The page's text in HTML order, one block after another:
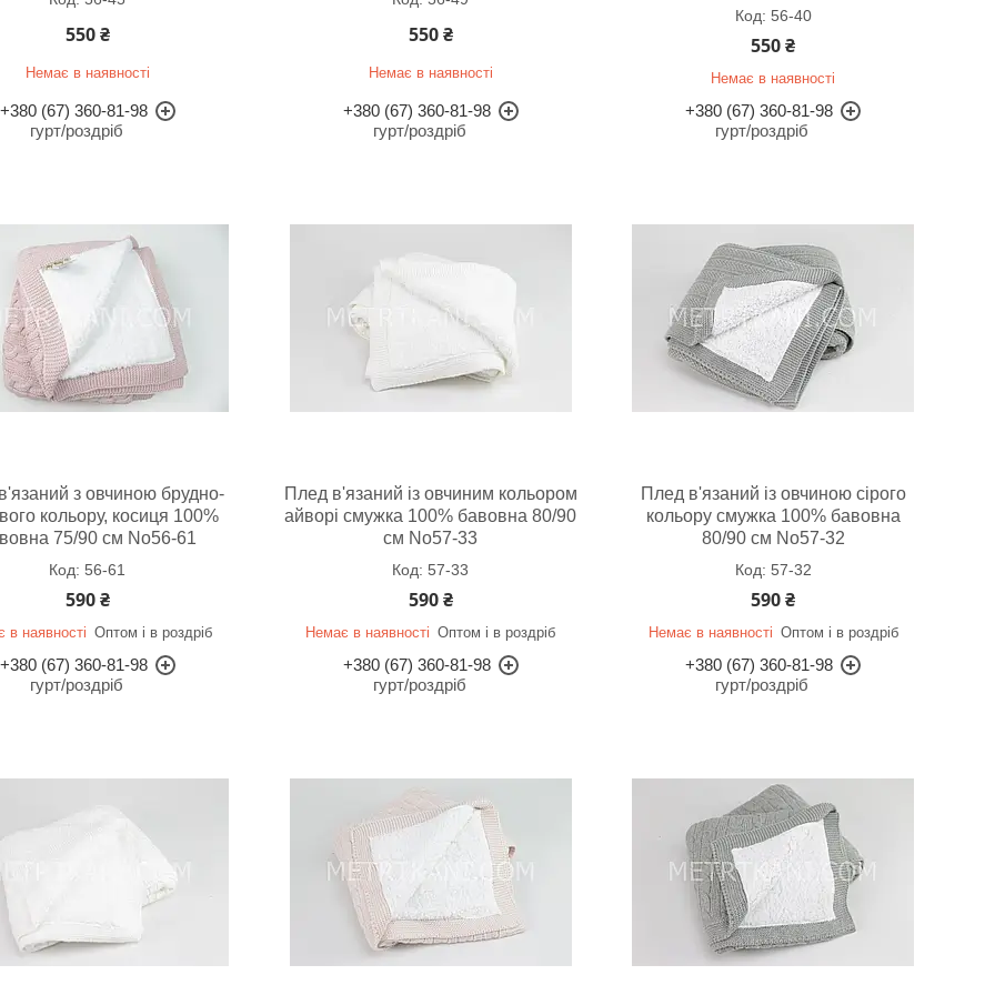
550 ₴
Немає в наявності
+380 (67) 360-81-98
гурт/роздріб
550 ₴
Немає в наявності
+380 (67) 360-81-98
гурт/роздріб
56-40
550 ₴
Немає в наявності
+380 (67) 360-81-98
гурт/роздріб
з овчиною брудно-
кольору, косиця 100%
75/90 см No56-61
56-61
590 ₴
в наявності Оптом і в роздріб
+380 (67) 360-81-98
гурт/роздріб
Плед в'язаний із овчиним кольором
айворі смужка 100% бавовна 80/90
см No57-33
57-33
590 ₴
Немає в наявності Оптом і в роздріб
+380 (67) 360-81-98
гурт/роздріб
Плед в'язаний із овчиною сірого
кольору смужка 100% бавовна
80/90 см No57-32
57-32
590 ₴
Немає в наявності Оптом і в роздріб
+380 (67) 360-81-98
гурт/роздріб